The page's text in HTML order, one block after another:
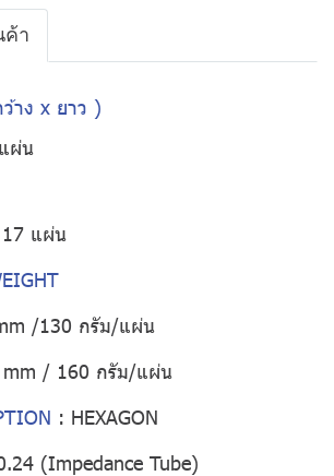
ค้า
าง x ยาว )
ผ่น
17 แผ่น
/130 กรัม/แผ่น
mm / 160 กรัม/แผ่น
: HEXAGON
(Impedance Tube)